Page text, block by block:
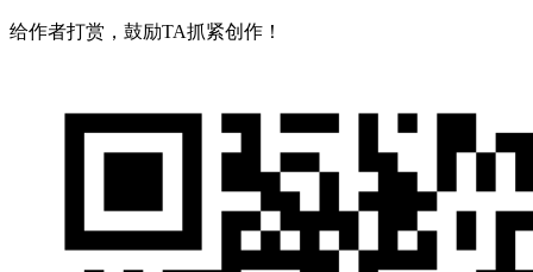
给作者打赏，鼓励TA抓紧创作！